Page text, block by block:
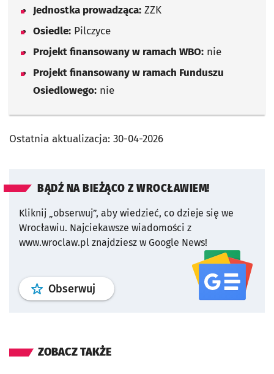
Jednostka prowadząca: ZZK
Osiedle: Pilczyce
Projekt finansowany w ramach WBO: nie
Projekt finansowany w ramach Funduszu
Osiedlowego: nie
Ostatnia aktualizacja: 30-04-2026
BĄDŹ NA BIEŻĄCO Z WROCŁAWIEM!
Kliknij „obserwuj”, aby wiedzieć, co dzieje się we
Wrocławiu. Najciekawsze wiadomości z
www.wroclaw.pl znajdziesz w Google News!
Obserwuj profil serwisu
ZOBACZ TAKŻE